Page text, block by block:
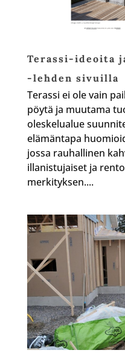
Terassi-ideoita
-lehden sivuilla
Terassi ei ole vain
pöytä ja muutama
oleskelualue
elämäntapa
jossa rauhallinen
illanistujaiset ja
merkityksen....